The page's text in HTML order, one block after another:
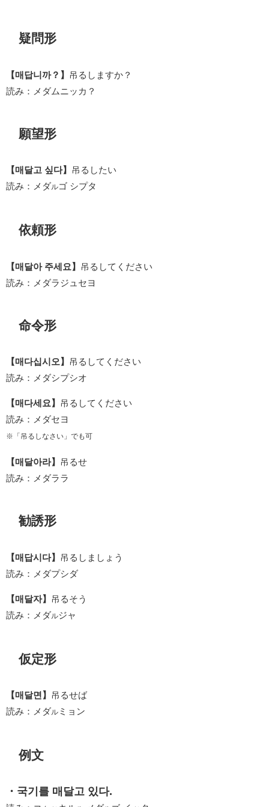
疑問形
【매답니까？】 吊るしますか？
読み：メダムニッカ？
願望形
【매달고 싶다】 吊るしたい
読み：メダルゴ シプタ
依頼形
【매달아 주세요】 吊るしてください
読み：メダラジュセヨ
命令形
【매다십시오】 吊るしてください
読み：メダシプシオ
【매다세요】 吊るしてください
読み：メダセヨ
※「吊るしなさい」でも可
【매달아라】 吊るせ
読み：メダララ
勧誘形
【매답시다】 吊るしましょう
読み：メダプシダ
【매달자】 吊るそう
読み：メダルジャ
仮定形
【매달면】 吊るせば
読み：メダル ミョン
例文
・국기를 매달고 있다.